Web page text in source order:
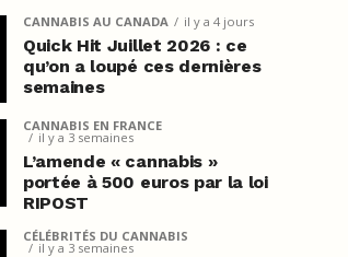
CANNABIS AU CANADA il y a 4 jours
Quick Hit Juillet 2026 : ce
qu’on a loupé ces dernières
semaines
CANNABIS EN FRANCE
il y a 3 semaines
L’amende « cannabis »
portée à 500 euros par la loi
RIPOST
CÉLÉBRITÉS DU CANNABIS
il y a 3 semaines